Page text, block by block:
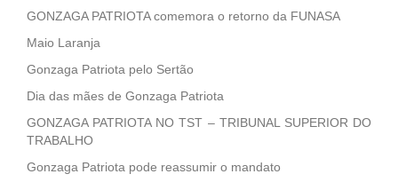
GONZAGA PATRIOTA comemora o retorno da FUNASA
Maio Laranja
Gonzaga Patriota pelo Sertão
Dia das mães de Gonzaga Patriota
GONZAGA PATRIOTA NO TST – TRIBUNAL SUPERIOR DO
TRABALHO
Gonzaga Patriota pode reassumir o mandato